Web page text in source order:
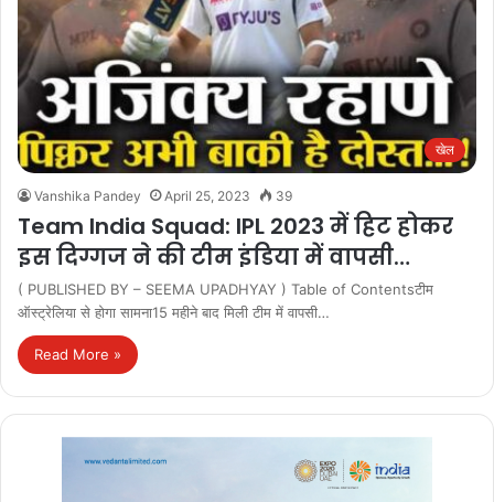
खेल
Vanshika Pandey April 25, 2023 39
Team India Squad: IPL 2023 में हिट होकर
इस दिग्गज ने की टीम इंडिया में वापसी…
( PUBLISHED BY – SEEMA UPADHYAY ) Table of Contentsटीम
ऑस्ट्रेलिया से होगा सामना15 महीने बाद मिली टीम में वापसी…
Read More »